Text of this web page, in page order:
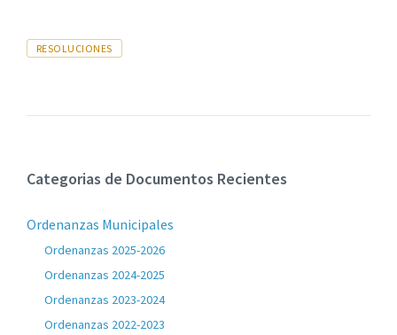
Tags
RESOLUCIONES
Categorias de Documentos Recientes
Ordenanzas Municipales
Ordenanzas 2025-2026
Ordenanzas 2024-2025
Ordenanzas 2023-2024
Ordenanzas 2022-2023